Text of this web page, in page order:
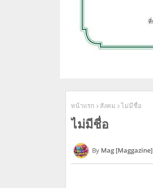
หน้าแรก สังคม ไม่มีชื่อ
ไม่มีชื่อ
Mag [Maggazine]